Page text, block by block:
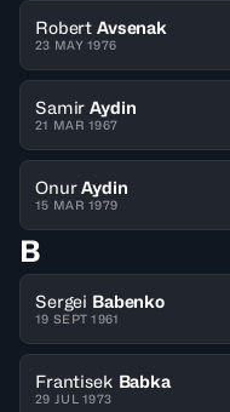
Robert Avsenak
23 MAY 1976
Samir Aydin
21 MAR 1967
Onur Aydin
15 MAR 1979
B
Sergei Babenko
19 SEPT 1961
Frantisek Babka
29 JUL 1973